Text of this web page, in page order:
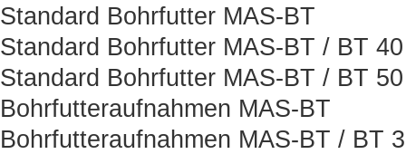
Standard Bohrfutter MAS-BT
Standard Bohrfutter MAS-BT / BT 40
Standard Bohrfutter MAS-BT / BT 50
Bohrfutteraufnahmen MAS-BT
Bohrfutteraufnahmen MAS-BT / BT